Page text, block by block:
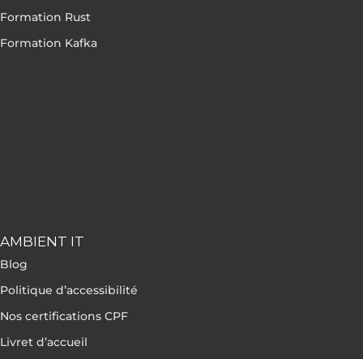
Formation Rust
Formation Kafka
AMBIENT IT
Blog
Politique d’accessibilité
Nos certifications CPF
Livret d’accueil